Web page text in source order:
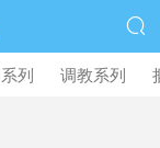

列 调教系列